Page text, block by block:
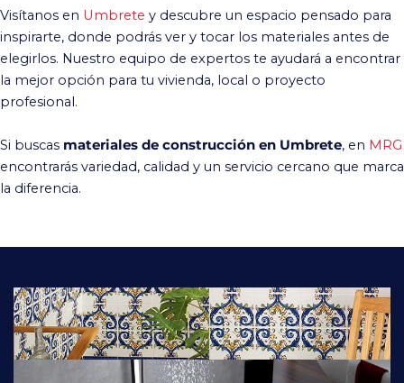
Visítanos en Umbrete y descubre un espacio pensado para
inspirarte, donde podrás ver y tocar los materiales antes de
elegirlos. Nuestro equipo de expertos te ayudará a encontrar
la mejor opción para tu vivienda, local o proyecto
profesional.
Si buscas materiales de construcción en Umbrete, en MRG
encontrarás variedad, calidad y un servicio cercano que marca
la diferencia.